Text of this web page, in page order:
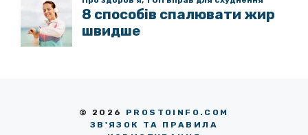
© 2026 PROSTOINFO.COM
ЗВ'ЯЗОК ТА ПРАВИЛА